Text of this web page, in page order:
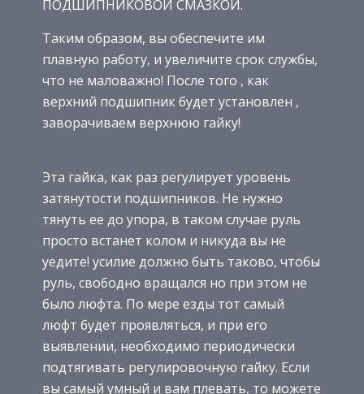
ПОДШИПНИКОВОЙ СМАЗКОЙ.
Таким образом, вы обеспечите им
плавную работу, и увеличите срок службы,
что не маловажно! После того , как
верхний подшипник будет установлен ,
заворачиваем верхнюю гайку!
Эта гайка, как раз регулирует уровень
затянутости подшипников. Не нужно
тянуть ее до упора, в таком случае руль
просто встанет колом и никуда вы не
уедите! усилие должно быть таково, чтобы
руль, свободно вращался но при этом не
было люфта. По мере езды тот самый
люфт будет проявляться, и при его
выявлении, необходимо периодически
подтягивать регулировочную гайку. Если
вы самый умный и вам плевать, то можете